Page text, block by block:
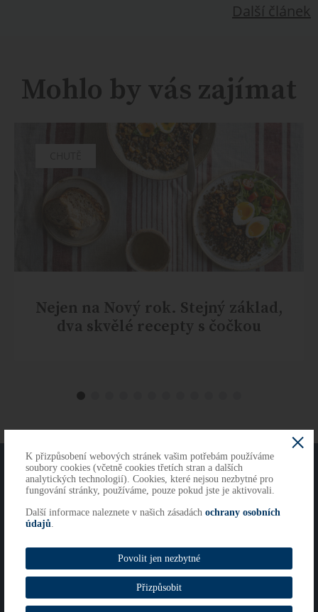
Další článek
Mohlo by vás zajímat
Nejen na Nový rok. Stejný základ,
dva skvělé recepty s čočkou
O NÁS KONTAKTY
Copyright 2026
Imprint
Whistleblowing
K přizpůsobení webových stránek vašim potřebám používáme
soubory cookies (včetně cookies třetích stran a dalších
analytických technologií). Cookies, které nejsou nezbytné pro
fungování stránky, používáme, pouze pokud jste je aktivovali.
Další informace naleznete v našich zásadách ochrany osobních
údajů.
Povolit jen nezbytné
Přizpůsobit